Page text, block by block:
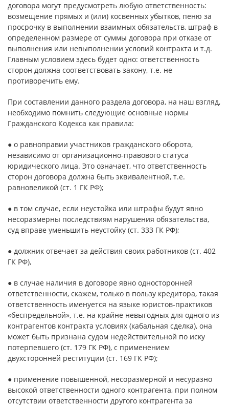
договора могут предусмотреть любую ответственность:
возмещение прямых и (или) косвенных убытков, пеню за
просрочку в выполнении взаимных обязательств, штраф в
определенном размере от суммы договора при отказе от
выполнения или невыполнении условий контракта и т.д.
Главным условием здесь будет одно: ответственность
сторон должна соответствовать закону, т.е. не
противоречить ему.
При составлении данного раздела договора, на наш взгляд,
необходимо помнить следующие основные нормы
Гражданского Кодекса как правила:
● о равноправии участников гражданского оборота,
независимо от организационно-правового статуса
юридического лица. Это означает, что ответственность
сторон договора должна быть эквивалентной, т.е.
равновеликой (ст. 1 ГК РФ);
● в том случае, если неустойка или штрафы будут явно
несоразмерны последствиям нарушения обязательства,
суд вправе уменьшить неустойку (ст. 333 ГК РФ);
● должник отвечает за действия своих работников (ст. 402
ГК РФ),
● в случае наличия в договоре явно односторонней
ответственности, скажем, только в пользу кредитора, такая
ответственность именуется на языке юристов-практиков
«беспредельной», т.е. на крайне невыгодных для одного из
контрагентов контракта условиях (кабальная сделка), она
может быть признана судом недействительной по иску
потерпевшего (ст. 179 ГК РФ), с применением
двухсторонней реституции (ст. 169 ГК РФ);
● применение повышенной, несоразмерной и несуразно
высокой ответственности одного контрагента, при полном
отсутствии ответственности другого контрагента за